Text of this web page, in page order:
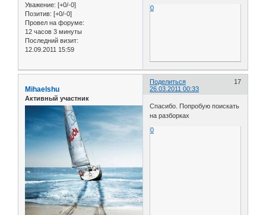
Уважение: [+0/-0]
Позитив: [+0/-0]
Провел на форуме:
12 часов 3 минуты
Последний визит:
12.09.2011 15:59
0
Поделиться
17
26.03.2011 00:33
Mihaelshu
Активный участник
Спасибо. Попробую поискать
на разборках
0